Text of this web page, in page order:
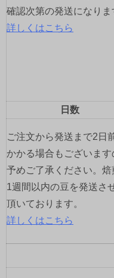
確認次第の発送になりま
詳しくはこちら
日数
ご注文から発送まで2日
かかる場合もございます
予めご了承ください。焙
1週間以内の豆を発送さ
頂いております。
詳しくはこちら